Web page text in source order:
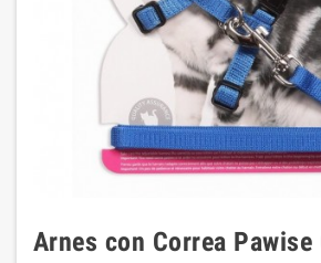
Arnes con Correa Pawise